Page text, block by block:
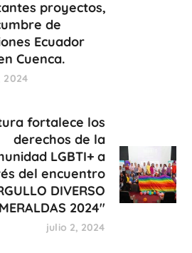
proyectos,
de
Ecuador
Cuenca.
2024
fortalece los
derechos de la
LGBTI+ a
del encuentro
DIVERSO
2024"
julio 2, 2024